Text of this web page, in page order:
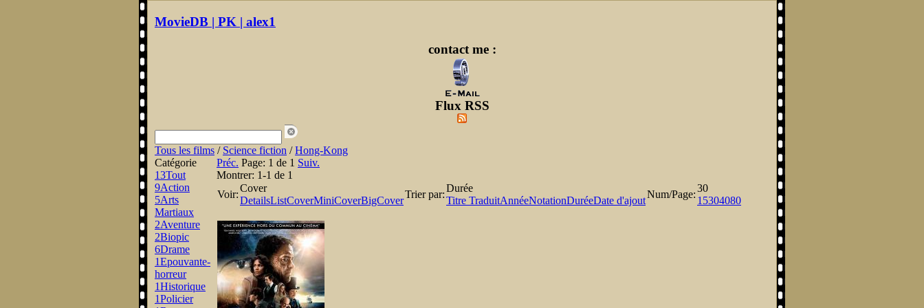
MovieDB | PK | alex1
contact me :
Flux RSS
Tous les films / Science fiction /Hong-Kong
Catégorie
13Tout
9Action
5Arts
Martiaux
2Aventure
2Biopic
6Drame
1Epouvante-
horreur
1Historique
1Policier
Préc. Page: 1 de 1 Suiv.
Montrer: 1-1 de 1
Voir:
Cover
DetailsListCoverMiniCoverBigCover
Trier par:
Durée
Titre TraduitAnnéeNotationDuréeDate d'ajout
Num/Page:
30
15304080